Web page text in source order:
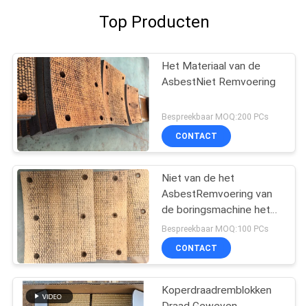
Top Producten
Het Materiaal van de
AsbestNiet Remvoering
Bespreekbaar MOQ:200 PCs
CONTACT
Niet van de het
AsbestRemvoering van
de boringsmachine het
Materiaal
Bespreekbaar MOQ:100 PCs
CONTACT
Koperdraadremblokken